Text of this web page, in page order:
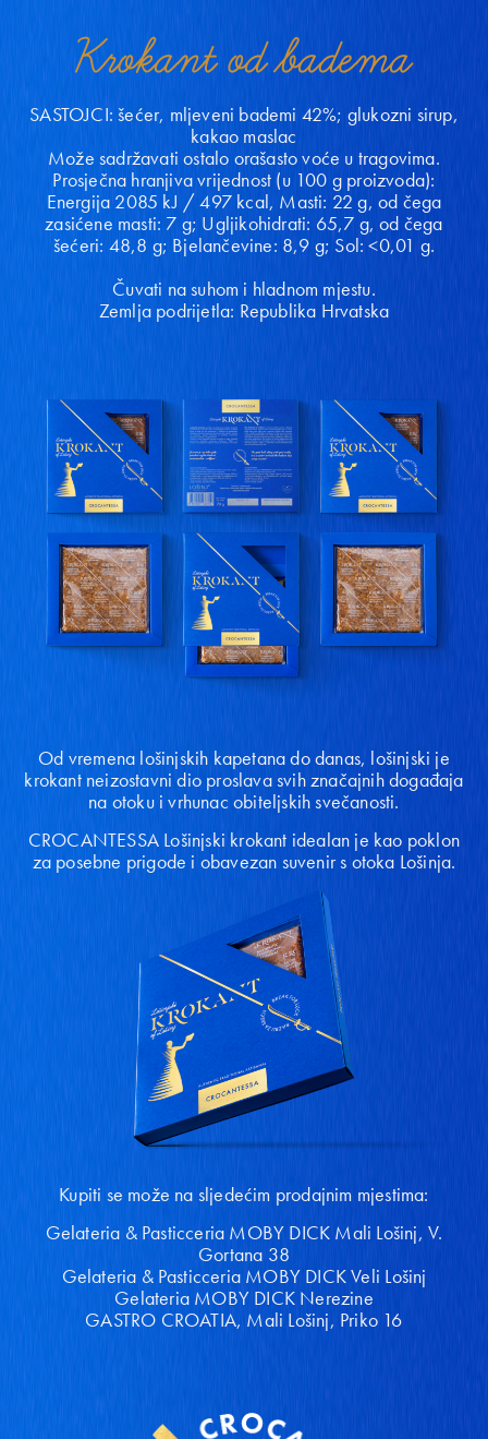
Krokant od badema
SASTOJCI: šećer, mljeveni bademi 42%; glukozni sirup,
kakao maslac
Može sadržavati ostalo orašasto voće u tragovima.
Prosječna hranjiva vrijednost (u 100 g proizvoda):
Energija 2085 kJ / 497 kcal, Masti: 22 g, od čega
zasićene masti: 7 g; Ugljikohidrati: 65,7 g, od čega
šećeri: 48,8 g; Bjelančevine: 8,9 g; Sol: <0,01 g.
Čuvati na suhom i hladnom mjestu.
Zemlja podrijetla: Republika Hrvatska
Od vremena lošinjskih kapetana do danas, lošinjski je
krokant neizostavni dio proslava svih značajnih događaja
na otoku i vrhunac obiteljskih svečanosti.
CROCANTESSA Lošinjski krokant idealan je kao poklon
za posebne prigode i obavezan suvenir s otoka Lošinja.
Kupiti se može na sljedećim prodajnim mjestima:
Gelateria & Pasticceria MOBY DICK Mali Lošinj, V.
Gortana 38
Gelateria & Pasticceria MOBY DICK Veli Lošinj
Gelateria MOBY DICK Nerezine
GASTRO CROATIA, Mali Lošinj, Priko 16